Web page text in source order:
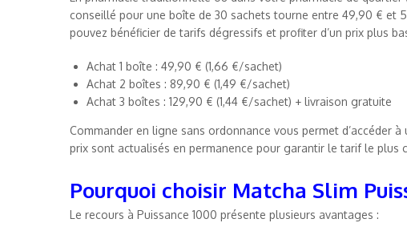
conseillé pour une boîte de 30 sachets tourne entre 49,90 € et
pouvez bénéficier de tarifs dégressifs et profiter d’un prix plus
Achat 1 boîte : 49,90 € (1,66 €/sachet)
Achat 2 boîtes : 89,90 € (1,49 €/sachet)
Achat 3 boîtes : 129,90 € (1,44 €/sachet) + livraison gratuite
Commander en ligne sans ordonnance vous permet d’accéder
prix sont actualisés en permanence pour garantir le tarif le plus
Pourquoi choisir Matcha Slim
Le recours à Puissance 1000 présente plusieurs avantages :